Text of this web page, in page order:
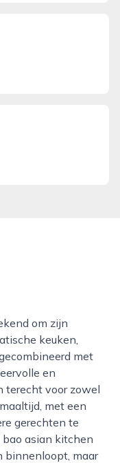
keuken,
met
en
terecht voor zowel
met een
gerechten te
asian kitchen
binnenloopt, maar